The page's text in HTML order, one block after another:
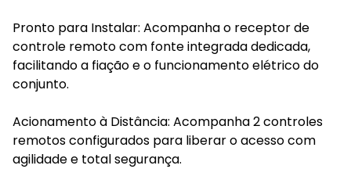
Pronto para Instalar: Acompanha o receptor de
controle remoto com fonte integrada dedicada,
facilitando a fiação e o funcionamento elétrico do
conjunto.
Acionamento à Distância: Acompanha 2 controles
remotos configurados para liberar o acesso com
agilidade e total segurança.